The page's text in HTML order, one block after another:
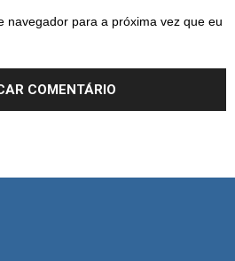
navegador para a próxima vez que eu